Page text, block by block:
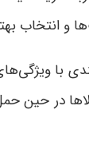
و انتخاب
با
در حین